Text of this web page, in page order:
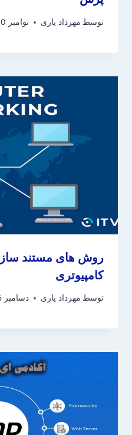
توسط مهرداد یاری نوامبر 10, 2022
روش های مستند
کامپیوتری
توسط مهرداد یاری دسامبر 5, 2025